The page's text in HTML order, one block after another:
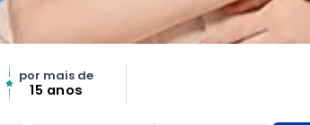
por mais de
15 anos